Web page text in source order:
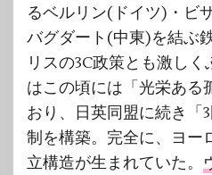
るベルリン(ドイツ)・ビ
バグダート(中東)を結ぶ
リスの3C政策とも激し
はこの頃には「光栄ある
おり、日英同盟に続き「
制を構築。完全に、ヨー
立構造が生まれていた。